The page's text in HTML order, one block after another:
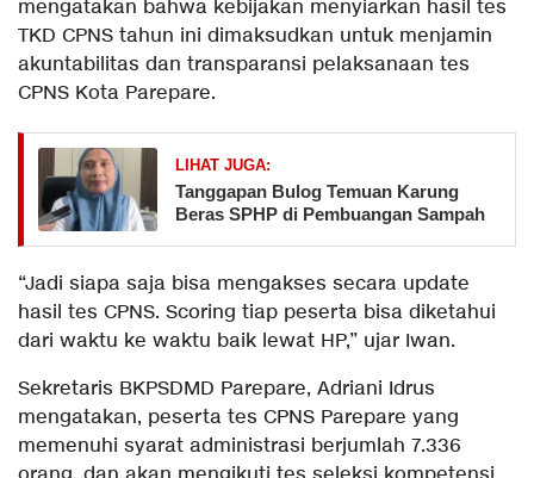
mengatakan bahwa kebijakan menyiarkan hasil tes
TKD CPNS tahun ini dimaksudkan untuk menjamin
akuntabilitas dan transparansi pelaksanaan tes
CPNS Kota Parepare.
LIHAT JUGA:
Tanggapan Bulog Temuan Karung
Beras SPHP di Pembuangan Sampah
“Jadi siapa saja bisa mengakses secara update
hasil tes CPNS. Scoring tiap peserta bisa diketahui
dari waktu ke waktu baik lewat HP,” ujar Iwan.
Sekretaris BKPSDMD Parepare, Adriani Idrus
mengatakan, peserta tes CPNS Parepare yang
memenuhi syarat administrasi berjumlah 7.336